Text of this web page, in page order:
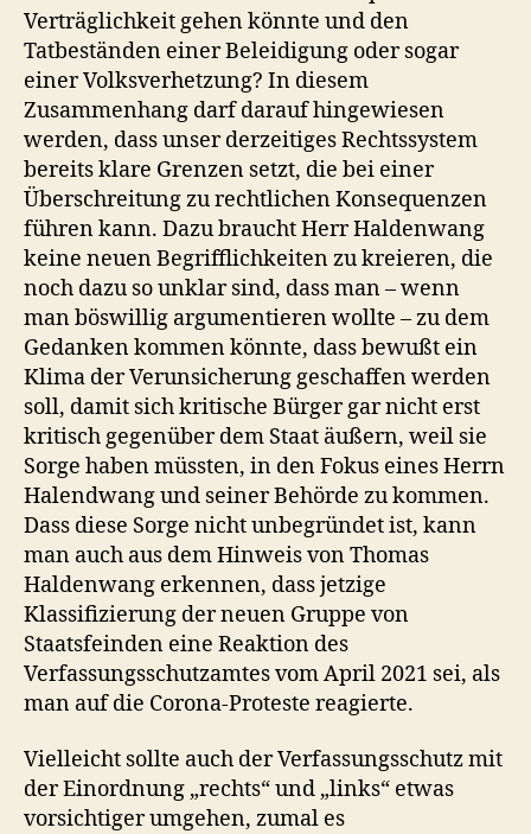
Verträglichkeit gehen könnte und den
Tatbeständen einer Beleidigung oder sogar
einer Volksverhetzung? In diesem
Zusammenhang darf darauf hingewiesen
werden, dass unser derzeitiges Rechtssystem
bereits klare Grenzen setzt, die bei einer
Überschreitung zu rechtlichen Konsequenzen
führen kann. Dazu braucht Herr Haldenwang
keine neuen Begrifflichkeiten zu kreieren, die
noch dazu so unklar sind, dass man – wenn
man böswillig argumentieren wollte – zu dem
Gedanken kommen könnte, dass bewußt ein
Klima der Verunsicherung geschaffen werden
soll, damit sich kritische Bürger gar nicht erst
kritisch gegenüber dem Staat äußern, weil sie
Sorge haben müssten, in den Fokus eines Herrn
Halendwang und seiner Behörde zu kommen.
Dass diese Sorge nicht unbegründet ist, kann
man auch aus dem Hinweis von Thomas
Haldenwang erkennen, dass jetzige
Klassifizierung der neuen Gruppe von
Staatsfeinden eine Reaktion des
Verfassungsschutzamtes vom April 2021 sei, als
man auf die Corona-Proteste reagierte.
Vielleicht sollte auch der Verfassungsschutz mit
der Einordnung „rechts“ und „links“ etwas
vorsichtiger umgehen, zumal es